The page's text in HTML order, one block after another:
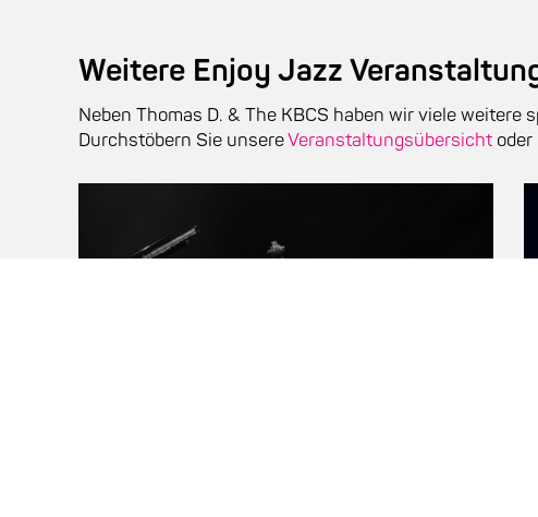
Weitere Enjoy Jazz
Neben Thomas D. & The KBCS haben wir viele
Durchstöbern Sie unsereVeranstaltungsübersicht